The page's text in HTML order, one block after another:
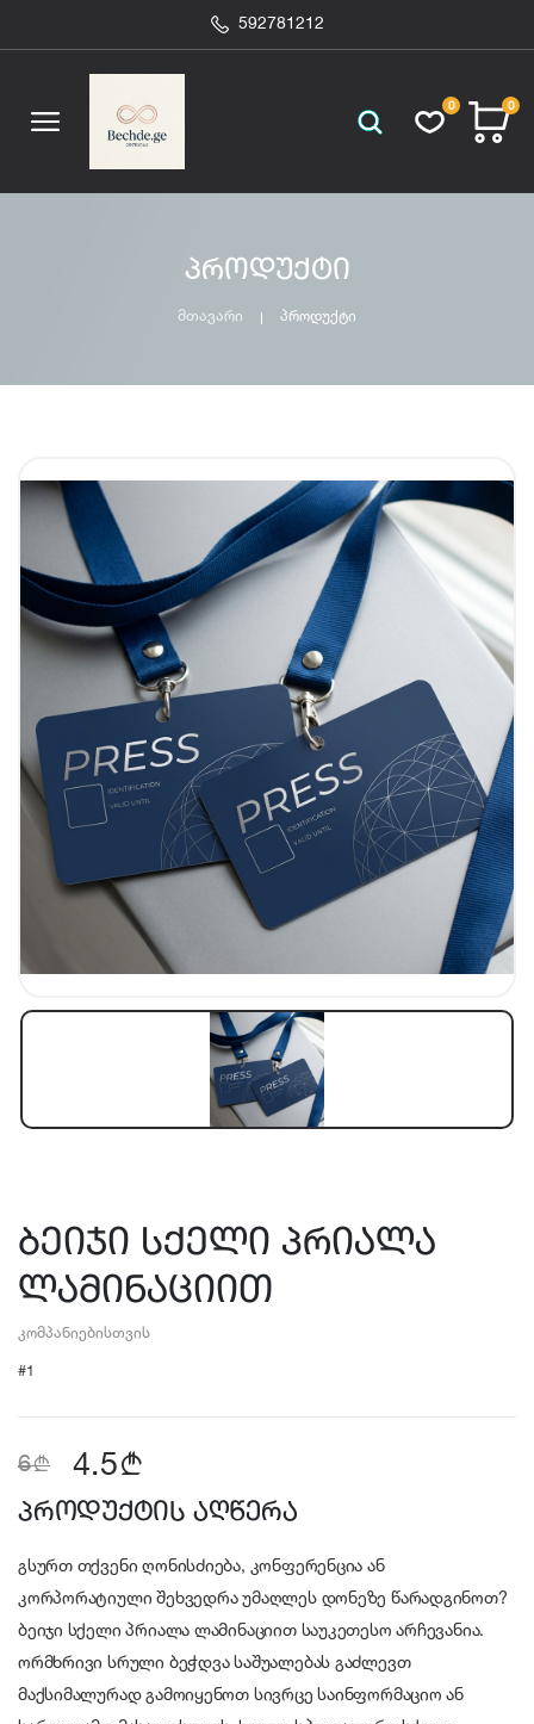
592781212
0 0
პროდუქტი
მთავარი პროდუქტი
ბეიჯი სქელი პრიალა
ლამინაციით
კომპანიებისთვის
#1
6b 4.5b
პროდუქტის აღწერა
გსურთ თქვენი ღონისძიება, კონფერენცია ან
კორპორატიული შეხვედრა უმაღლეს დონეზე წარადგინოთ?
ბეიჯი სქელი პრიალა ლამინაციით საუკეთესო არჩევანია.
ორმხრივი სრული ბეჭდვა საშუალებას გაძლევთ
მაქსიმალურად გამოიყენოთ სივრცე საინფორმაციო ან